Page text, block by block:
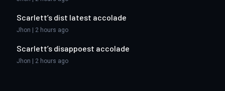
Scarlett’s dist latest accolade
Jhon | 2 hours ago
Scarlett’s disappoest accolade
Jhon | 2 hours ago